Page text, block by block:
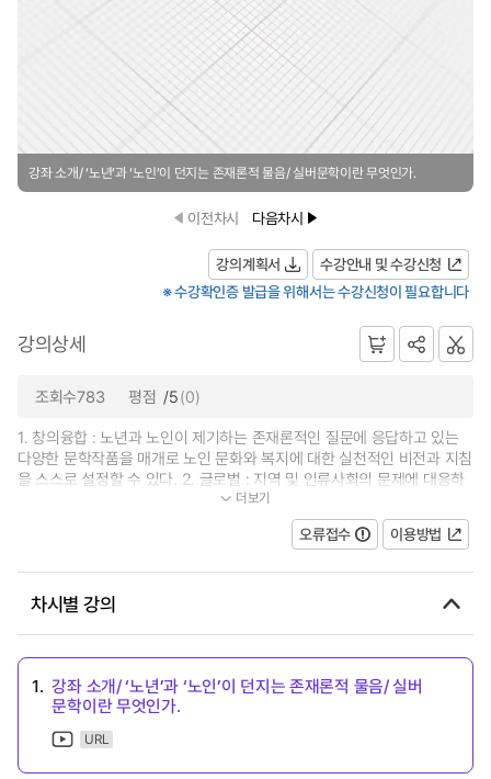
강좌 소개/ ‘노년’과 ‘노인’이 던지는 존재론적 물음/ 실버문학이란 무엇인가.
이전차시 다음차시
강의계획서
수강안내 및 수강신청
※ 수강확인증 발급을 위해서는 수강신청이 필요합니다
강의상세
조회수783 평점 /5(0)
1. 창의융합 : 노년과 노인이 제기하는 존재론적인 질문에 응답하고 있는
다양한 문학작품을 매개로 노인 문화와 복지에 대한 실천적인 비전과 지침
을 스스로 설정할 수 있다. 2. 글로벌 : 지역 및 인류사회의 문제에 대응하
는 공동체의 공감능력과 의사소통...더보기
오류접수 이용방법
차시별 강의
1. 강좌 소개/ ‘노년’과 ‘노인’이 던지는 존재론적 물음/ 실버
문학이란 무엇인가.
URL